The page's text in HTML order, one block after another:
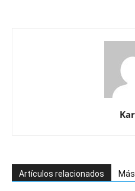
Artículos relacionados